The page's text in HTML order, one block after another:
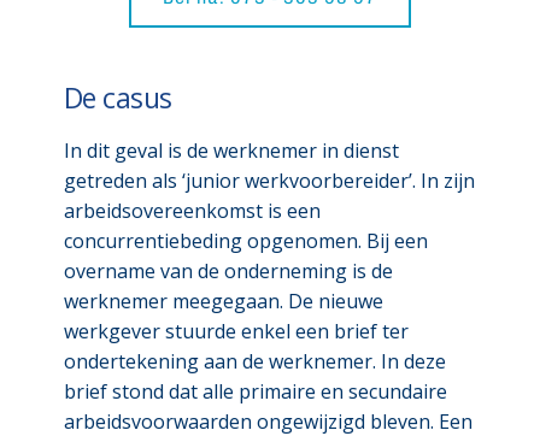
De casus
In dit geval is de werknemer in dienst
getreden als ‘junior werkvoorbereider’. In zijn
arbeidsovereenkomst is een
concurrentiebeding opgenomen. Bij een
overname van de onderneming is de
werknemer meegegaan. De nieuwe
werkgever stuurde enkel een brief ter
ondertekening aan de werknemer. In deze
brief stond dat alle primaire en secundaire
arbeidsvoorwaarden ongewijzigd bleven. Een